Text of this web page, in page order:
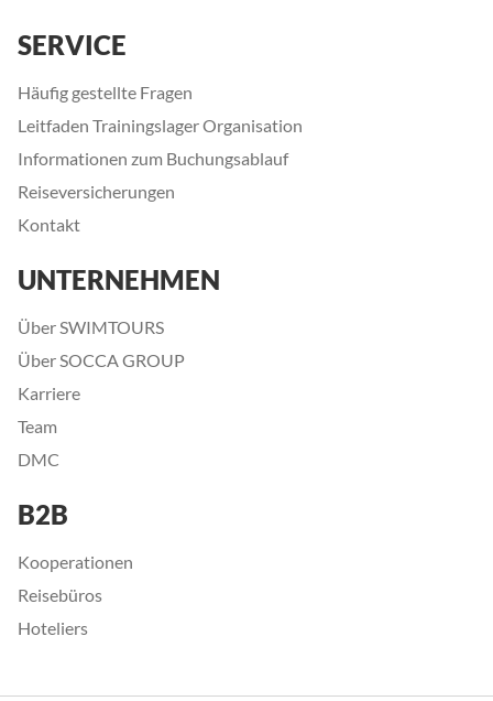
SERVICE
Häufig gestellte Fragen
Leitfaden Trainingslager Organisation
Informationen zum Buchungsablauf
Reiseversicherungen
Kontakt
UNTERNEHMEN
Über SWIMTOURS
Über SOCCA GROUP
Karriere
Team
DMC
B2B
Kooperationen
Reisebüros
Hoteliers